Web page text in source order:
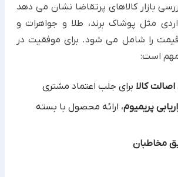
بازار کالاهای پرتقاضا نشان می دهد
مثل پوشاک برند، طلا و جواهرات و
را شامل می شود. برای موفقیت در
کالا برای جلب اعتماد مشتری
پریمیوم، ارائه محصول با بسته
مخاطبان